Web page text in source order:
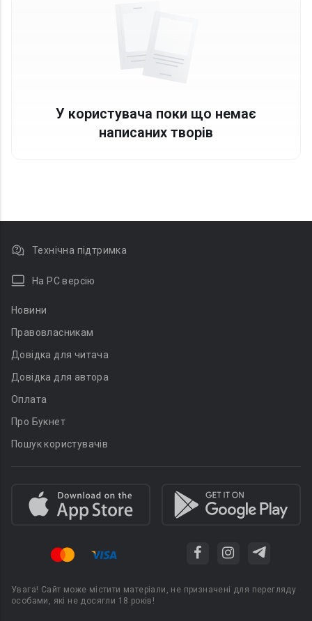
У користувача поки що немає
написаних творів
Технічна підтримка
На PC версію
Новини
Правовласникам
Довідка для читача
Довідка для автора
Оплата
Про Букнет
Пошук користувачів
Увага! Сайт може містити матеріали, не призначені для перегляду
особами, які не досягли 18 років!